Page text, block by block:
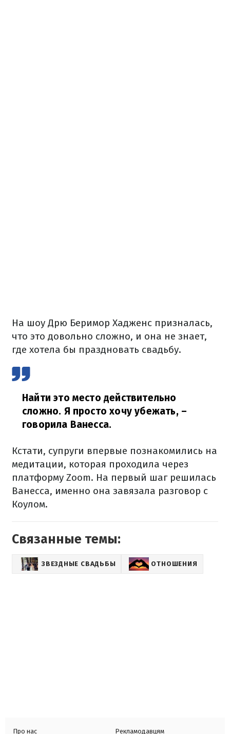
На шоу Дрю Беримор Хадженс призналась,
что это довольно сложно, и она не знает,
где хотела бы праздновать свадьбу.
Найти это место действительно
сложно. Я просто хочу убежать, –
говорила Ванесса.
Кстати, супруги впервые познакомились на
медитации, которая проходила через
платформу Zoom. На первый шаг решилась
Ванесса, именно она завязала разговор с
Коулом.
Связанные темы:
ЗВЕЗДНЫЕ СВАДЬБЫ ОТНОШЕНИЯ
Про нас
Рекламодавцям